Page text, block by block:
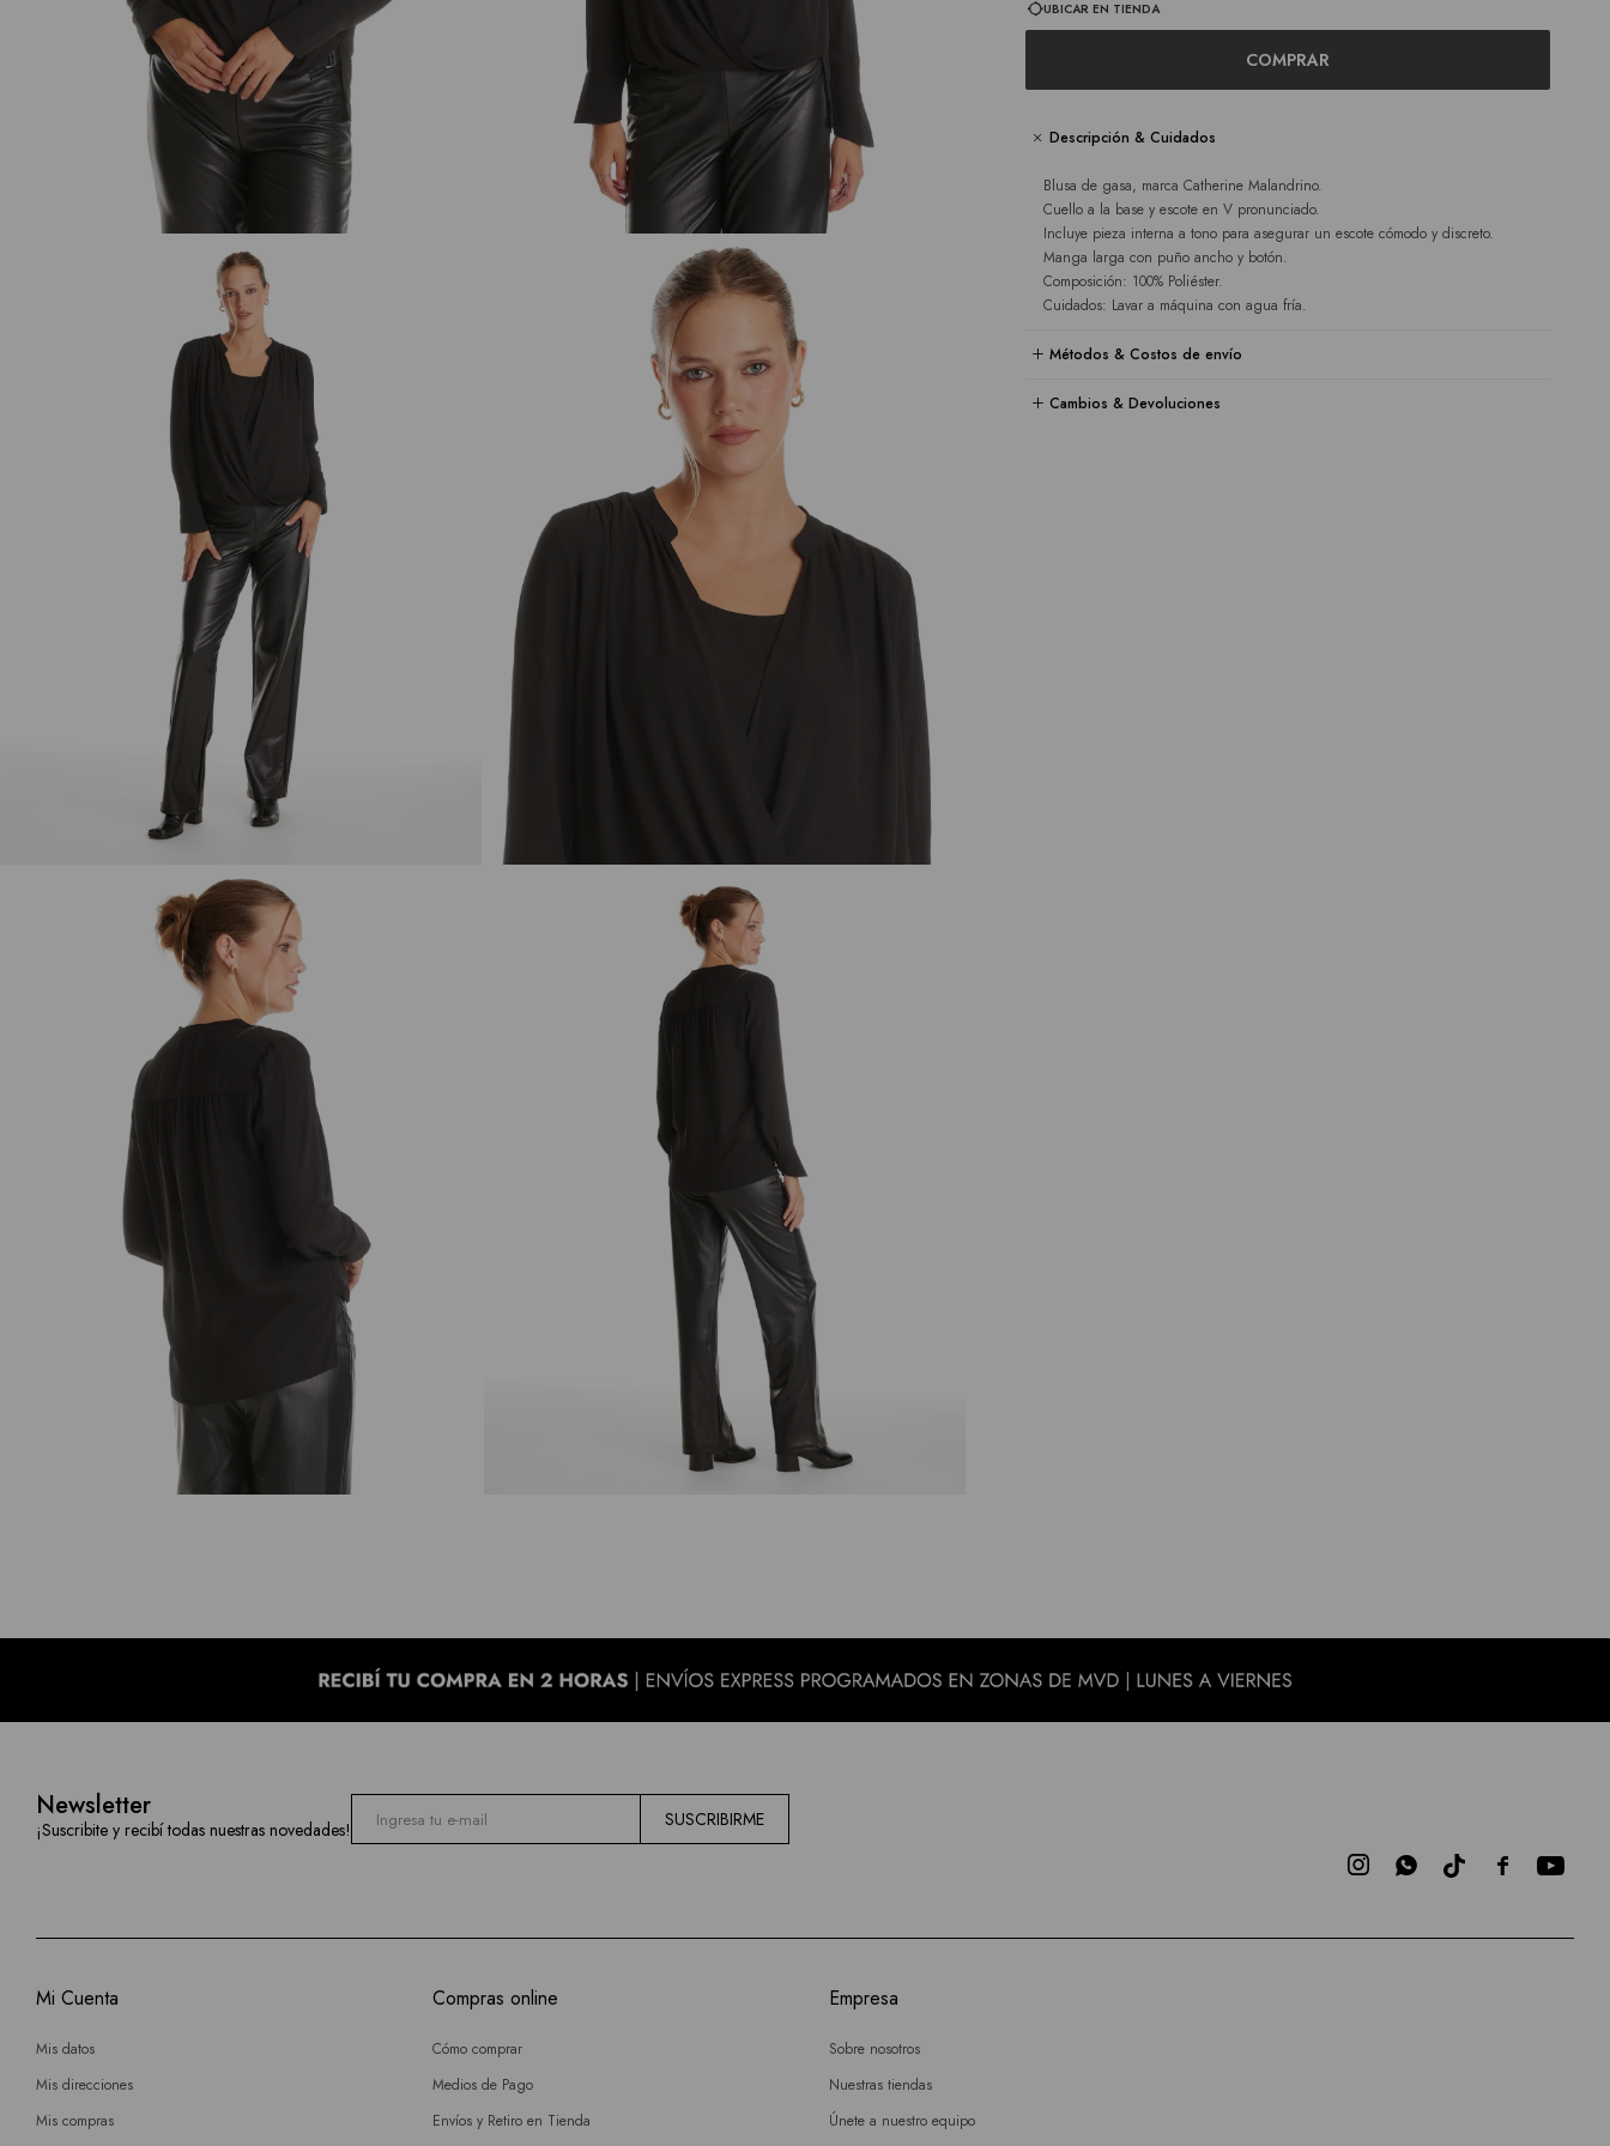
UBICAR EN TIENDA
COMPRAR
Descripción & Cuidados
Blusa de gasa, marca Catherine Malandrino.
Cuello a la base y escote en V pronunciado.
Incluye pieza interna a tono para asegurar un escote cómodo y discreto.
Manga larga con puño ancho y botón.
Composición: 100% Poliéster.
Cuidados: Lavar a máquina con agua fría.
Métodos & Costos de envío
Cambios & Devoluciones
Newsletter
¡Suscribite y recibí todas nuestras novedades! SUSCRIBIRME

 
Mi Cuenta
Mis datos
Mis direcciones
Mis compras
Compras online
Cómo comprar
Medios de Pago
Envíos y Retiro en Tienda
Empresa
Sobre nosotros
Nuestras tiendas
Únete a nuestro equipo